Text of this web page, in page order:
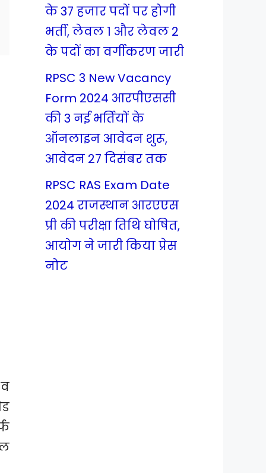
के 37 हजार पदों पर होगी
भर्ती, लेवल 1 और लेवल 2
के पदों का वर्गीकरण जारी
RPSC 3 New Vacancy
Form 2024 आरपीएससी
की 3 नई भर्तियों के
ऑनलाइन आवेदन शुरू,
आवेदन 27 दिसंबर तक
RPSC RAS Exam Date
2024 राजस्थान आरएएस
प्री की परीक्षा तिथि घोषित,
आयोग ने जारी किया प्रेस
नोट